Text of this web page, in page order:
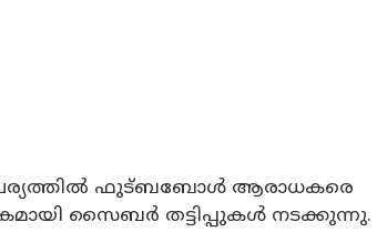
ഫുട്ബബോൾ ആരാധകരെ
സൈബർ തട്ടിപ്പുകൾ നടക്കുന്നു.